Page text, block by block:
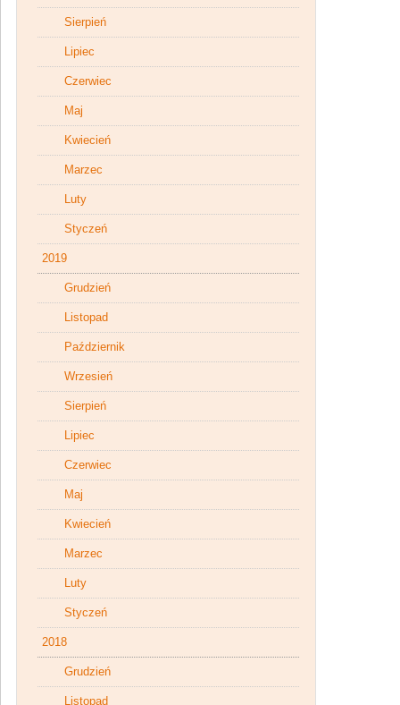
Sierpień
Lipiec
Czerwiec
Maj
Kwiecień
Marzec
Luty
Styczeń
2019
Grudzień
Listopad
Październik
Wrzesień
Sierpień
Lipiec
Czerwiec
Maj
Kwiecień
Marzec
Luty
Styczeń
2018
Grudzień
Listopad